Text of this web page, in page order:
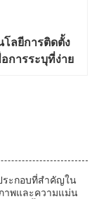
โลยีการติดตั้ง
การระบุที่ง่าย
ระกอบที่สําคัญใน
าพและความแม่น